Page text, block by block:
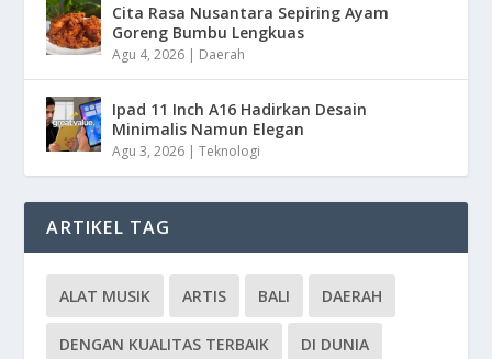
Cita Rasa Nusantara Sepiring Ayam
Goreng Bumbu Lengkuas
Agu 4, 2026 | Daerah
Ipad 11 Inch A16 Hadirkan Desain
Minimalis Namun Elegan
Agu 3, 2026 |Teknologi
ARTIKEL TAG
ALAT MUSIK ARTIS BALI DAERAH
DENGAN KUALITAS TERBAIK DI DUNIA